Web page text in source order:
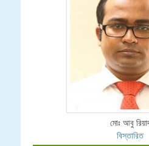
মোঃ আবু
বিস্তারিত